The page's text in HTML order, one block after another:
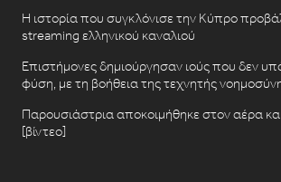
Η ιστορία που συγκλόνισε την Κύπρο
streaming ελληνικού καναλιού
Επιστήμονες δημιούργησαν ιούς που δεν
φύση, με τη βοήθεια της τεχνητής
Παρουσιάστρια αποκοιμήθηκε στον αέρα και
[βίντεο]